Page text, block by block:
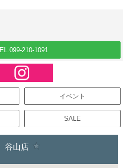
210-1091
イベント
SALE